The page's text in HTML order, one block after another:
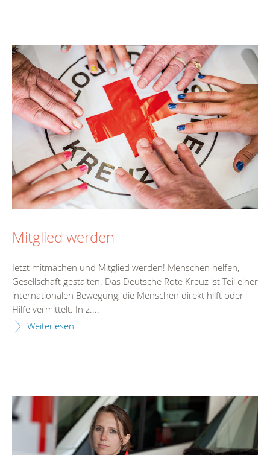
Mitglied werden
Jetzt mitmachen und Mitglied werden! Menschen helfen,
Gesellschaft gestalten. Das Deutsche Rote Kreuz ist Teil einer
internationalen Bewegung, die Menschen direkt hilft oder
Hilfe vermittelt: In z....
Weiterlesen